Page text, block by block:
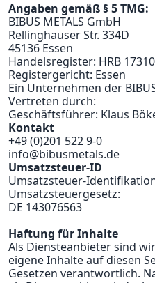
Angaben gemäß § 5 TMG:
BIBUS METALS GmbH
Rellinghauser Str. 334D
45136 Essen
Handelsregister: HRB 17310
Registergericht: Essen
Ein Unternehmen der
Vertreten durch:
Geschäftsführer: Klaus
Kontakt
+49 (0)201 522 9-0
info@bibusmetals.de
Umsatzsteuer-ID
Umsatzsteuer-
Umsatzsteuergesetz:
DE 143076563
Haftung für Inhalte
Als Diensteanbieter sind
eigene Inhalte auf diesen
Gesetzen verantwortlich.